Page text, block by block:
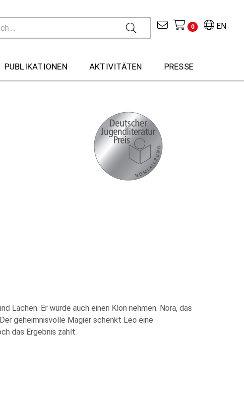
EN
0
PUBLIKATIONEN AKTIVITÄTEN PRESSE
Lachen. Er würde auch einen Klon nehmen. Nora, das
geheimnisvolle Magier schenkt Leo eine
das Ergebnis zählt.